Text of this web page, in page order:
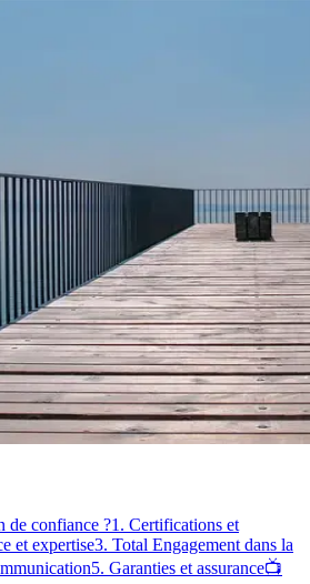
de confiance ?1. Certifications et
et expertise3. Total Engagement dans la
5. Garanties et assurance📺